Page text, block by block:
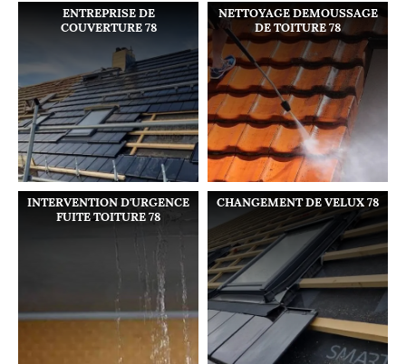
ENTREPRISE DE
COUVERTURE 78
NETTOYAGE DEMOUSSAGE
DE TOITURE 78
INTERVENTION D'URGENCE
FUITE TOITURE 78
CHANGEMENT DE VELUX 78